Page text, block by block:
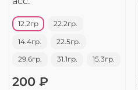
12.2гр 22.2гр.
14.4гр. 22.5гр.
29.6гр. 31.1гр. 15.3гр.
200 ₽